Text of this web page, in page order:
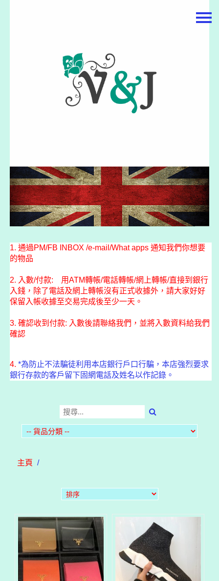
1. 通過PM/FB INBOX /e-mail/What apps 通知我們你想要
的物品
2. 入數/付款: 用ATM轉帳/電話轉帳/網上轉帳/直接到銀行
入錢，除了電話及網上轉帳沒有正式收據外，請大家好好
保留入帳收據至交易完成後至少一天。
3. 確認收到付款: 入數後請聯絡我們，並將入數資料給我們
確認
4. *為防止不法騙徒利用本店銀行戶口行騙，本店強烈要求
銀行存款的客戶留下固網電話及姓名以作記錄。
聯絡我們
貨幣
語言
主頁 /